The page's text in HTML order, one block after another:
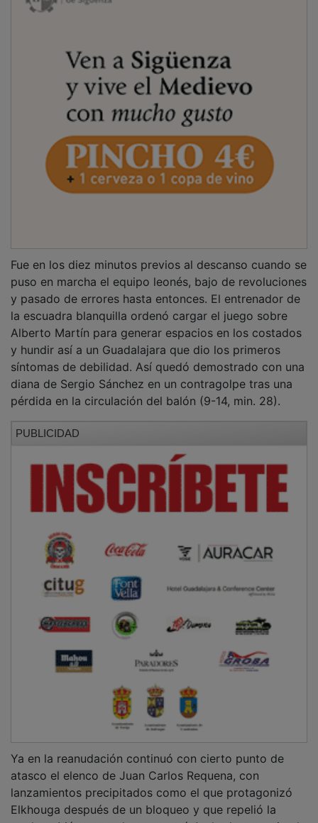
puso en marcha el equipo leonés, bajo de revoluciones
y pasado de errores hasta entonces. El entrenador de
la escuadra blanquilla ordenó cargar el juego sobre
Alberto Martín para generar espacios en los costados
y hundir así a un Guadalajara que dio los primeros
síntomas de debilidad. Así quedó demostrado con una
diana de Sergio Sánchez en un contragolpe tras una
pérdida en la circulación del balón (9-14, min. 28).
atasco el elenco de Juan Carlos Requena, con
lanzamientos precipitados como el que protagonizó
Elkhouga después de un bloqueo y que repelió la
madera. Más acertado se mostró Andrade percutiendo